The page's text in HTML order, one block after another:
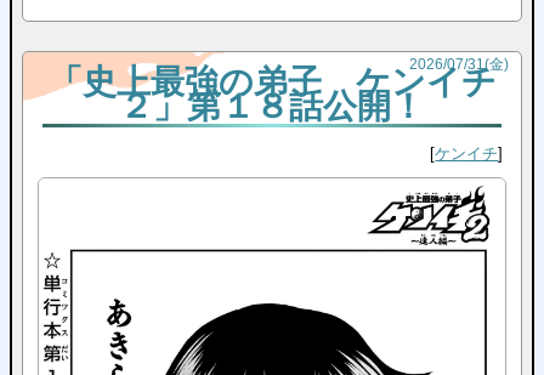
2026/07/31 (金)
「史上最強の弟子 ケンイチ
２」第１８話公開！
ケンイチ